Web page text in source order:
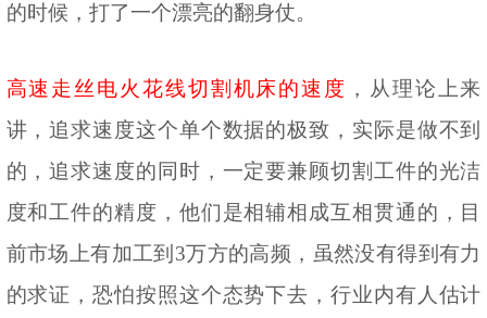
的时候，打了一个漂亮的翻身仗。
高速走丝电火花线切割机床的速度 ，从理论上来
讲，追求速度这个单个数据的极致，实际是做不到
的，追求速度的同时，一定要兼顾切割工件的光洁
度和工件的精度，他们是相辅相成互相贯通的，目
前市场上有加工到 3万方的高频，虽然没有得到有力
的求证，恐怕按照这个态势下去，行业内有人估计